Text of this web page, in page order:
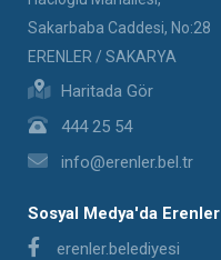
Sakarbaba Caddesi, No:28
ERENLER / SAKARYA
Haritada Gör
444 25 54
info@erenler.bel.tr
Sosyal Medya'da Erenler
erenler.belediyesi